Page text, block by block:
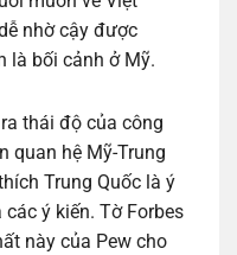
nhờ cậy được
là bối cảnh ở Mỹ.
thái độ của công
quan hệ Mỹ-Trung
Trung Quốc là ý
ý kiến. Tờ Forbes
này của Pew cho